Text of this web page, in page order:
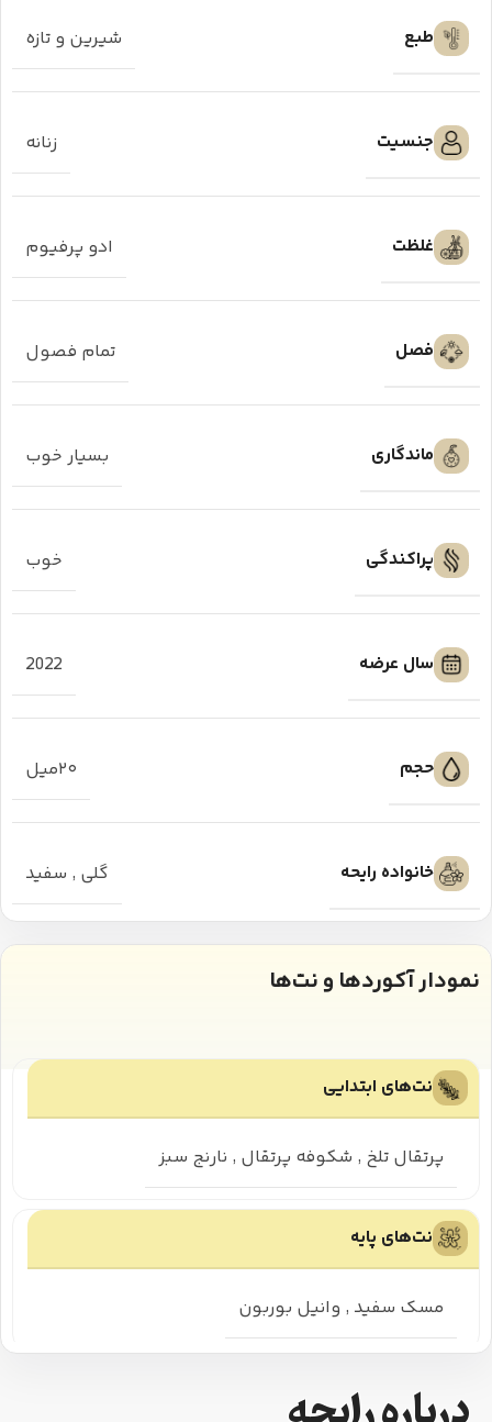
طبع شیرین و تازه
جنسیت زنانه
غلظت ادو پرفیوم
فصل تمام فصول
ماندگاری بسیار خوب
پراکندگی خوب
سال عرضه 2022
حجم ۲۰میل
خانواده رایحه گلی , سفید
نمودار آکوردها و نت‌ها
نت‌های ابتدایی
پرتقال تلخ , شکوفه پرتقال , نارنج سبز
نت‌های پایه
مسک سفید , وانیل بوربون